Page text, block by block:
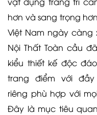
hơn và sang trọng
Việt Nam ngày càng
Nội Thất Toàn cầu
kiểu thiết kế độc
trang điểm với
riêng phù hợp với
Đây là mục tiêu